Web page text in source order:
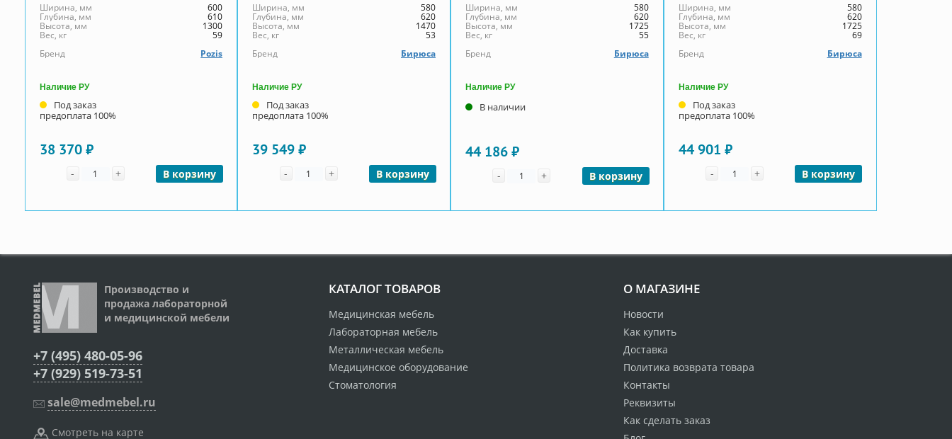
Ширина, мм 600
Глубина, мм 610
Высота, мм 1300
Вес, кг
59
Бренд
Pozis
Наличие РУ
Под заказ
предоплата 100%
38 370 ₽
- Количество
+ В корзину
Ширина, мм 580
Глубина, мм 620
Высота, мм 1470
Вес, кг
53
Бренд
Бирюса
Наличие РУ
Под заказ
предоплата 100%
39 549 ₽
- Количество
+ В корзину
Ширина, мм 580
Глубина, мм 620
Высота, мм 1725
Вес, кг
55
Бренд
Бирюса
Наличие РУ
В наличии
44 186 ₽
- Количество
+ В корзину
Ширина, мм 580
Глубина, мм 620
Высота, мм 1725
Вес, кг
69
Бренд
Бирюса
Наличие РУ
Под заказ
предоплата 100%
44 901 ₽
- Количество
+ В корзину
Производство и
продажа лабораторной
и медицинской мебели
+7 (495) 480-05-96
+7 (929) 519-73-51
sale@medmebel.ru
Смотреть на карте
КАТАЛОГ ТОВАРОВ
Медицинская мебель
Лабораторная мебель
Металлическая мебель
Медицинское оборудование
Стоматология
О МАГАЗИНЕ
Новости
Как купить
Доставка
Политика возврата товара
Контакты
Реквизиты
Как сделать заказ